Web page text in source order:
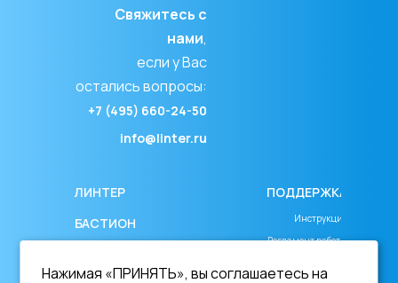
Свяжитесь с
нами,
если у Вас
остались вопросы:
+7 (495) 660-24-50
info@linter.ru
ЛИНТЕР
БАСТИОН
ПОДДЕРЖКА
Инструкция
Регламент работы
Нажимая «ПРИНЯТЬ», вы соглашаетесь на